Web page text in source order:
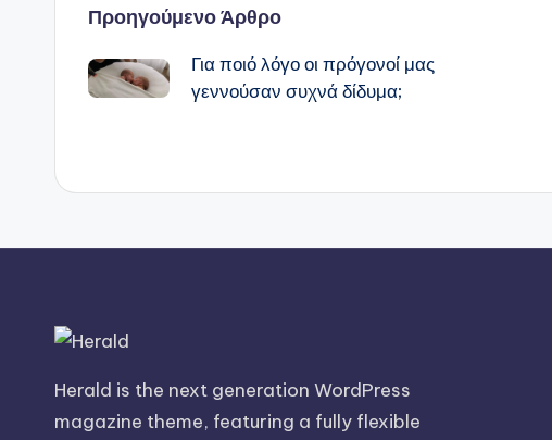
Πλοήγηση
δημοσιεύσεων
Προηγούμενο Άρθρο
Για ποιό λόγο οι πρόγονοί μας
γεννούσαν συχνά δίδυμα;
Herald is the next generation WordPress
magazine theme, featuring a fully flexible